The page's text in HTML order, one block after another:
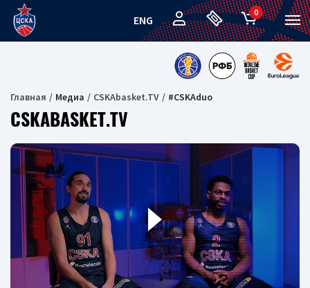
ENG
0
Главная Медиа CSKAbasket.TV #CSKAduo
CSKABASKET.TV